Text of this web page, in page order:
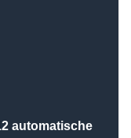
automatische